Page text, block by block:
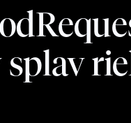
splav